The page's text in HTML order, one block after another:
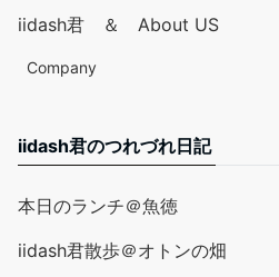
iidash君 ＆ About US
Company
iidash君のつれづれ日記
本日のランチ＠魚徳
iidash君散歩＠オトンの畑